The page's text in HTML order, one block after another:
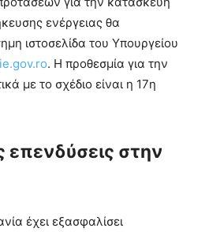
ενέργειας θα
ιστοσελίδα του Υπουργείου
. Η προθεσμία για την
με το σχέδιο είναι η 17η
στην
έχει εξασφαλίσει